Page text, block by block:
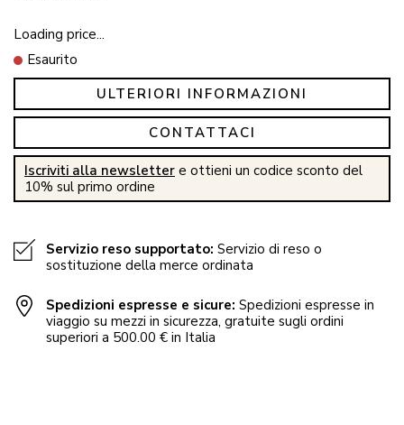
Loading price...
Esaurito
ULTERIORI INFORMAZIONI
CONTATTACI
Iscriviti alla newsletter e ottieni un codice sconto del
10% sul primo ordine
Servizio reso supportato: Servizio di reso o
sostituzione della merce ordinata
Spedizioni espresse e sicure: Spedizioni espresse in
viaggio su mezzi in sicurezza, gratuite sugli ordini
superiori a 500.00 € in Italia